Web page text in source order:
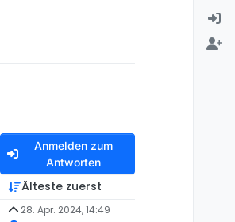
Anmelden zum
Antworten
Älteste zuerst
28. Apr. 2024, 14:49